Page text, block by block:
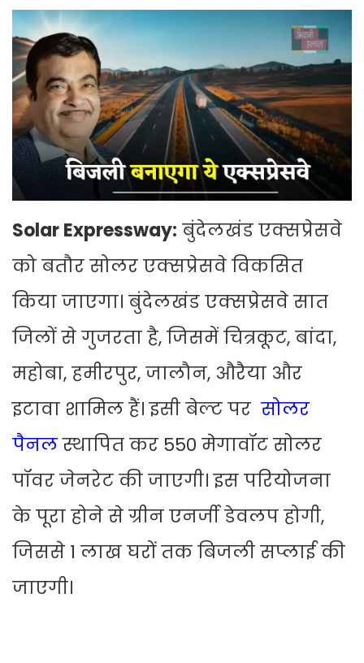
Solar Expressway: बुंदेलखंड एक्सप्रेसवे
को बतौर सोलर एक्सप्रेसवे विकसित
किया जाएगा। बुंदेलखंड एक्सप्रेसवे सात
जिलों से गुजरता है, जिसमें चित्रकूट, बांदा,
महोबा, हमीरपुर, जालौन, औरैया और
इटावा शामिल हैं। इसी बेल्ट पर सोलर
पैनलस्थापित कर 550 मेगावॉट सोलर
पॉवर जेनरेट की जाएगी। इस परियोजना
के पूरा होने से ग्रीन एनर्जी डेवलप होगी,
जिससे 1 लाख घरों तक बिजली सप्लाई की
जाएगी।